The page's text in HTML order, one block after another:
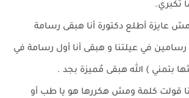
تكبري.
مش عايزة أطلع دكتورة أنا هبقى رسامة
في عيلتنا و هبقى أنا أول رسامة في
بتمني ) الله هبقى مُميزة بجد .
قولت كلمة ومش هكررها هو يا طب أو